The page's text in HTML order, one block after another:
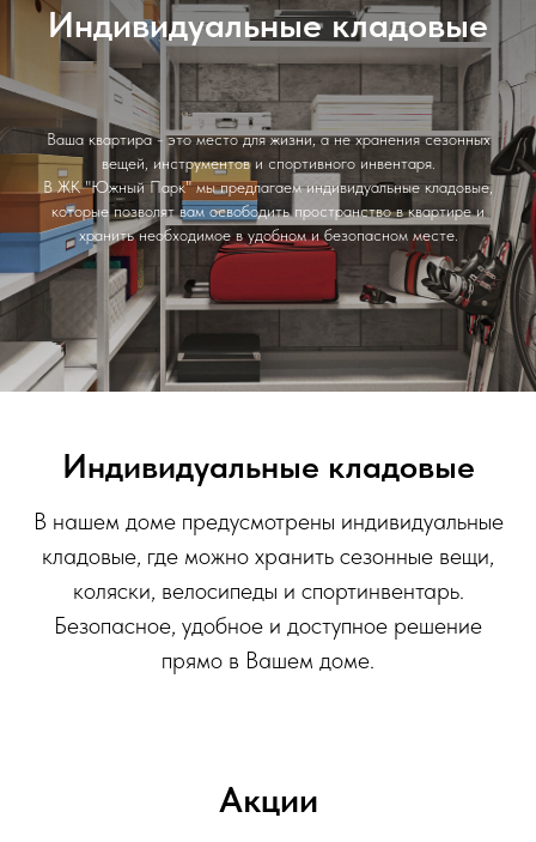
Индивидуальные кладовые
Ваша квартира - это место для жизни, а не хранения сезонных
вещей, инструментов и спортивного инвентаря.
В ЖК "Южный Парк" мы предлагаем индивидуальные кладовые,
которые позволят вам освободить пространство в квартире и
хранить необходимое в удобном и безопасном месте.
Индивидуальные кладовые
В нашем доме предусмотрены индивидуальные
кладовые, где можно хранить сезонные вещи,
коляски, велосипеды и спортинвентарь.
Безопасное, удобное и доступное решение
прямо в Вашем доме.
Акции